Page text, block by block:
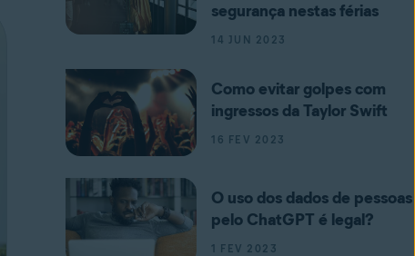
segurança nestas férias
14 JUN 2023
Como evitar golpes com
ingressos da Taylor Swift
16 FEV 2023
O uso dos dados de pessoas
pelo ChatGPT é legal?
1 FEV 2023